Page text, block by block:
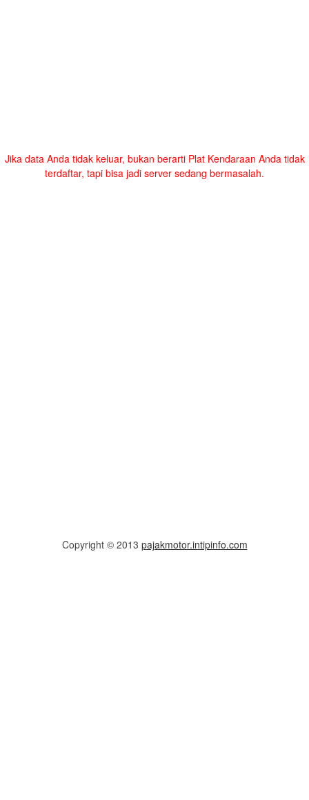
Jika data Anda tidak keluar, bukan berarti Plat Kendaraan Anda tidak
terdaftar, tapi bisa jadi server sedang bermasalah.
Copyright © 2013 pajakmotor.intipinfo.com